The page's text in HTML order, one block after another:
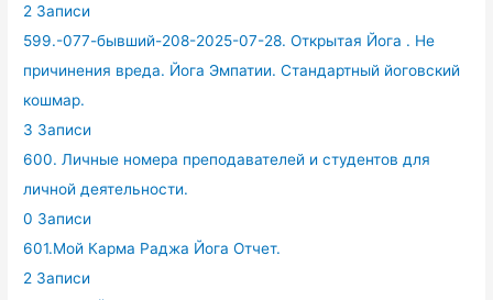
2 Записи
599.-077-бывший-208-2025-07-28. Открытая Йога . Не
причинения вреда. Йога Эмпатии. Стандартный йоговский
кошмар.
3 Записи
600. Личные номера преподавателей и студентов для
личной деятельности.
0 Записи
601.Мой Карма Раджа Йога Отчет.
2 Записи